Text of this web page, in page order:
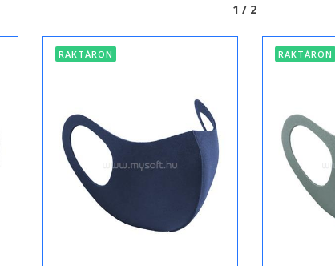
1 / 2
RAKTÁRON RAKTÁRON